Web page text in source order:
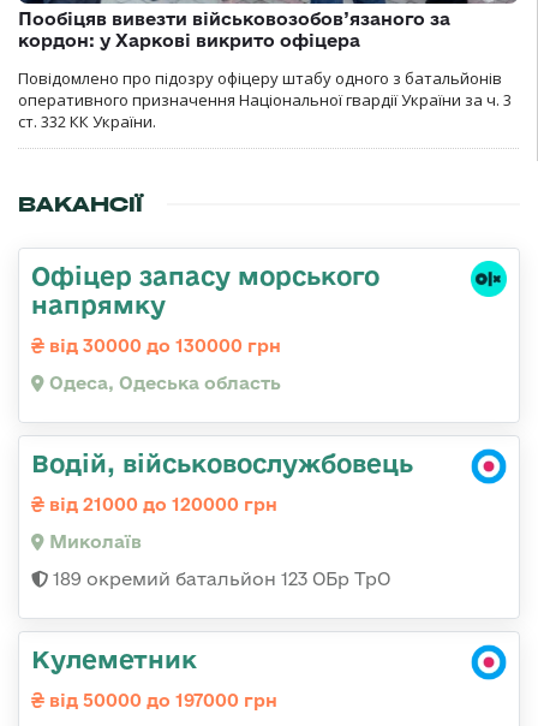
Пообіцяв вивезти військовозобов’язаного за
кордон: у Харкові викрито офіцера
Повідомлено про підозру офіцеру штабу одного з батальйонів
оперативного призначення Національної гвардії України за ч. 3
ст. 332 КК України.
ВАКАНСІЇ
Офіцер запасу морського
напрямку
від 30000 до 130000 грн
Одеса, Одеська область
Водій, військовослужбовець
від 21000 до 120000 грн
Миколаїв
189 окремий батальйон 123 ОБр ТрО
Кулеметник
від 50000 до 197000 грн